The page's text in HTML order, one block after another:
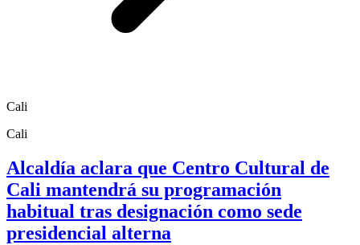
Cali
Cali
Alcaldía aclara que Centro Cultural de
Cali mantendrá su programación
habitual tras designación como sede
presidencial alterna